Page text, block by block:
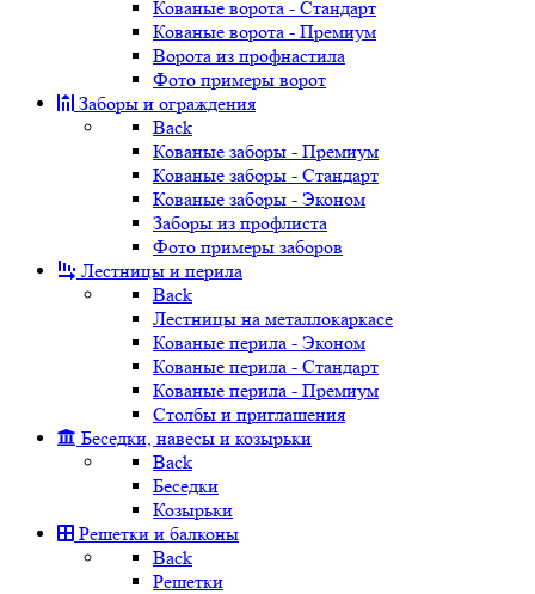
Кованые ворота - Стандарт
Кованые ворота - Премиум
Ворота из профнастила
Фото примеры ворот
Заборы и ограждения
Back
Кованые заборы - Премиум
Кованые заборы - Стандарт
Кованые заборы - Эконом
Заборы из профлиста
Фото примеры заборов
Лестницы и перила
Back
Лестницы на металлокаркасе
Кованые перила - Эконом
Кованые перила - Стандарт
Кованые перила - Премиум
Столбы и приглашения
Беседки, навесы и козырьки
Back
Беседки
Козырьки
Решетки и балконы
Back
Решетки